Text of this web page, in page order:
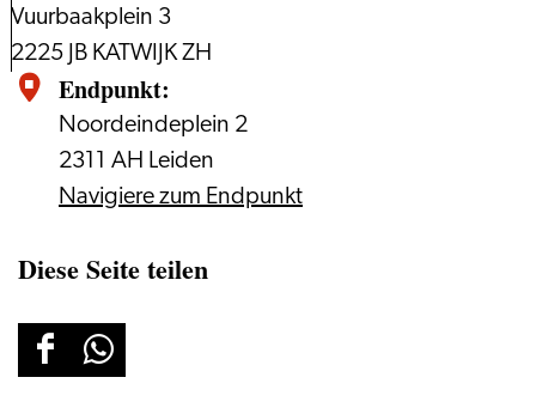
Vuurbaakplein 3
2225 JB KATWIJK ZH
Endpunkt:
Noordeindeplein 2
2311 AH Leiden
Navigiere zum Endpunkt
Diese Seite teilen
DieseDiese